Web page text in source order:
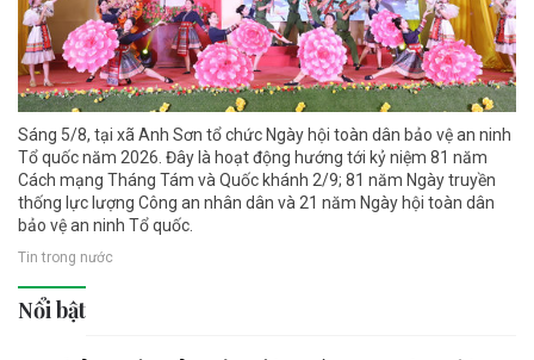
Sáng 5/8, tại xã Anh Sơn tổ chức Ngày hội toàn dân bảo vệ an ninh
Tổ quốc năm 2026. Đây là hoạt động hướng tới kỷ niệm 81 năm
Cách mạng Tháng Tám và Quốc khánh 2/9; 81 năm Ngày truyền
thống lực lượng Công an nhân dân và 21 năm Ngày hội toàn dân
bảo vệ an ninh Tổ quốc.
Tin trong nước
Nổi bật